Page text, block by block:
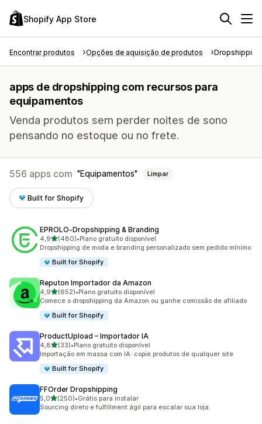
Shopify App Store
Encontrar produtos Opções de aquisição de produtos Dropshipping
apps de dropshipping com recursos para
equipamentos
Venda produtos sem perder noites de sono
pensando no estoque ou no frete.
556 apps com Equipamentos Limpar
Built for Shopify
EPROLO‑Dropshipping & Branding
4,9de 5 estrelas
(480)
480 avaliações ao todo
•Plano gratuito disponível
Dropshipping de moda e branding personalizado sem pedido mínimo
Built for Shopify
Reputon Importador da Amazon
4,9de 5 estrelas
(652)
652 avaliações ao todo
•Plano gratuito disponível
Comece o dropshipping da Amazon ou ganhe comissão de afiliado
Built for Shopify
ProductUpload – Importador IA
4,8de 5 estrelas
(33)
33 avaliações ao todo
•Plano gratuito disponível
Importação em massa com IA: copie produtos de qualquer site
Built for Shopify
FFOrder Dropshipping
5,0de 5 estrelas
(250)
250 avaliações ao todo
•Grátis para instalar
Sourcing direto e fulfillment ágil para escalar sua loja.